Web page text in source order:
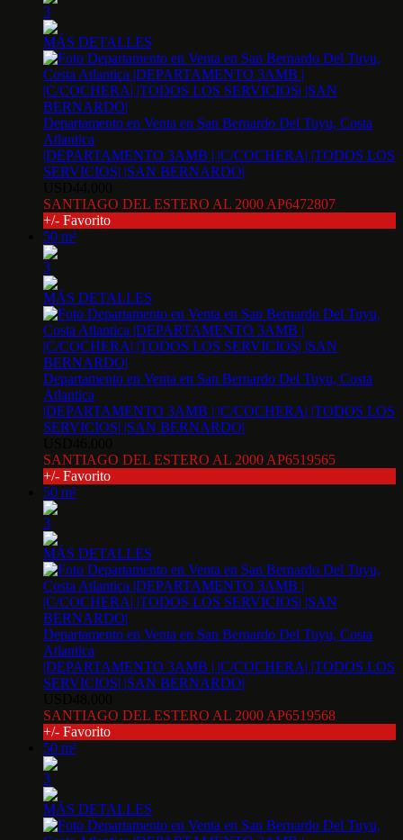
3
MÁS DETALLES
Departamento en Venta en San Bernardo Del Tuyu, Costa
Atlantica
|DEPARTAMENTO 3AMB | |C/COCHERA| |TODOS LOS
SERVICIOS| |SAN BERNARDO|
SANTIAGO DEL ESTERO AL 2000 AP6472807
+/- Favorito
50 m²
3
MÁS DETALLES
Departamento en Venta en San Bernardo Del Tuyu, Costa
Atlantica
|DEPARTAMENTO 3AMB | |C/COCHERA| |TODOS LOS
SERVICIOS| |SAN BERNARDO|
SANTIAGO DEL ESTERO AL 2000 AP6519565
+/- Favorito
50 m²
3
MÁS DETALLES
Departamento en Venta en San Bernardo Del Tuyu, Costa
Atlantica
|DEPARTAMENTO 3AMB | |C/COCHERA| |TODOS LOS
SERVICIOS| |SAN BERNARDO|
SANTIAGO DEL ESTERO AL 2000 AP6519568
+/- Favorito
50 m²
3
MÁS DETALLES